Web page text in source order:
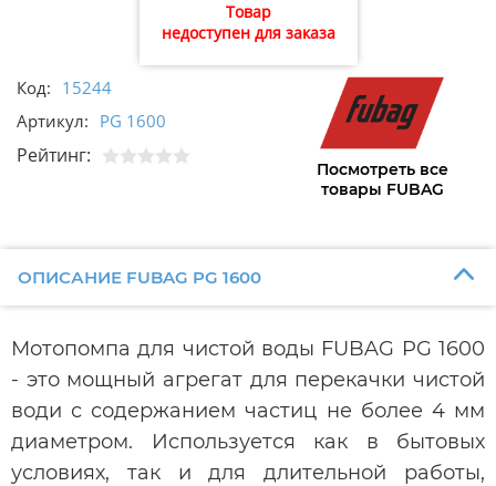
Товар
недоступен для заказа
Код: 15244
Артикул: PG 1600
Рейтинг:
Посмотреть все
товары FUBAG
ОПИСАНИЕ FUBAG PG 1600
Мотопомпа для чистой воды FUBAG PG 1600
- это мощный агрегат для перекачки чистой
води с содержанием частиц не более 4 мм
диаметром. Используется как в бытовых
условиях, так и для длительной работы,